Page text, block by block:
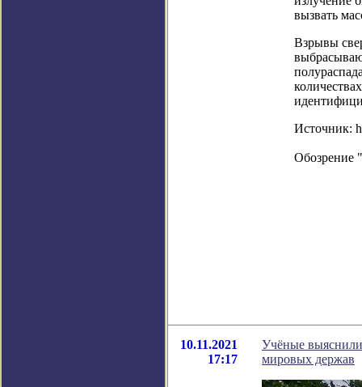
вызвать
Взрывы
Источник:
Обозрение "
10.11.2021
17:17
Учёные
мировых держав